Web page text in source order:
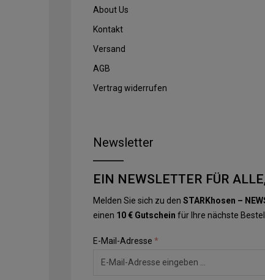
About Us
Kontakt
Versand
AGB
Vertrag widerrufen
Newsletter
EIN NEWSLETTER FÜR
Melden Sie sich zu den STARKhosen –
einen 10 € Gutschein für Ihre nächste
E-Mail-Adresse *